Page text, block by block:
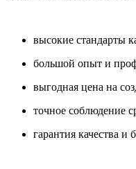
высокие стандарты
большой опыт и
выгодная цена на
точное соблюдение
гарантия качества и